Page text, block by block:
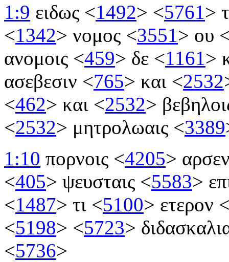
1:9 ειδως <1492> <5761>
<1342> νομος <3551> ου
ανομοις <459> δε <1161>
ασεβεσιν <765> και <2532
<462> και <2532>
<2532> μητρολωαις <3389
1:10 πορνοις <4205>
<405> ψευσταις <5583>
<1487> τι <5100> ετερον
<5198> <5723>
<5736>